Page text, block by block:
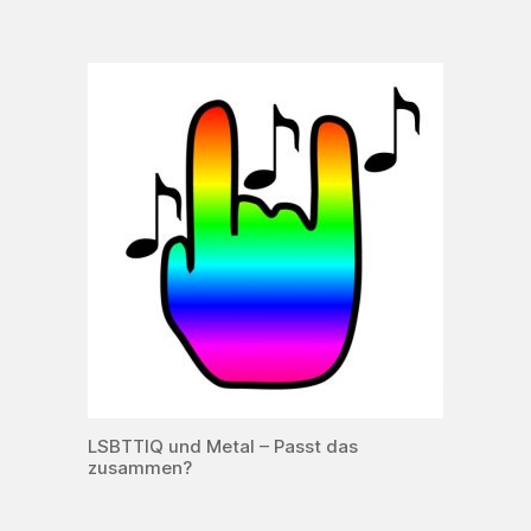
LSBTTIQ und Metal – Passt das
zusammen?